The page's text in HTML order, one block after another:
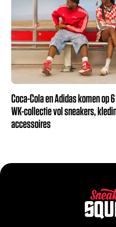
Coca-Cola en Adidas komen op
WK-collectie vol sneakers,
accessoires